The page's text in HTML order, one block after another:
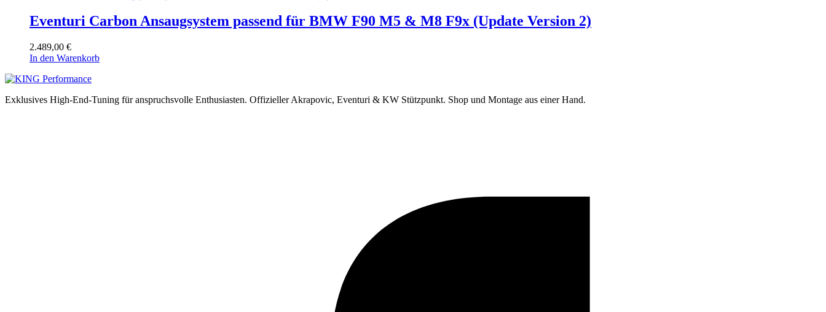
Eventuri Carbon Ansaugsystem passend für BMW F90 M5 & M8 F9x (Update Version 2)
2.489,00 €
In den Warenkorb
Exklusives High-End-Tuning für anspruchsvolle Enthusiasten. Offizieller Akrapovic, Eventuri & KW Stützpunkt. Shop und Montage aus einer Hand.